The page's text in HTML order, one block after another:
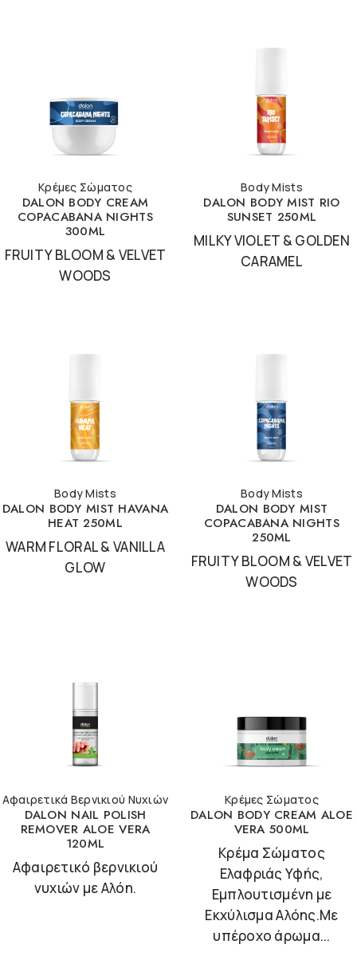
Κρέμες Σώματος
DALON BODY CREAM
COPACABANA NIGHTS
300ML
FRUITY BLOOM & VELVET
WOODS
Body Mists
DALON BODY MIST RIO
SUNSET 250ML
MILKY VIOLET & GOLDEN
CARAMEL
Body Mists
DALON BODY MIST HAVANA
HEAT 250ML
WARM FLORAL & VANILLA
GLOW
Body Mists
DALON BODY MIST
COPACABANA NIGHTS
250ML
FRUITY BLOOM & VELVET
WOODS
Αφαιρετικά Βερνικιού Νυχιών
DALON NAIL POLISH
REMOVER ALOE VERA
120ML
Αφαιρετικό βερνικιού
νυχιών με Αλόη.
Κρέμες Σώματος
DALON BODY CREAM ALOE
VERA 500ML
Κρέμα Σώματος
Ελαφριάς Υφής,
Εμπλουτισμένη με
Εκχύλισμα Αλόης.Με
υπέροχο άρωμα...